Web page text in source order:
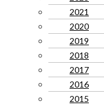
2021
2020
2019
2018
2017
2016
2015